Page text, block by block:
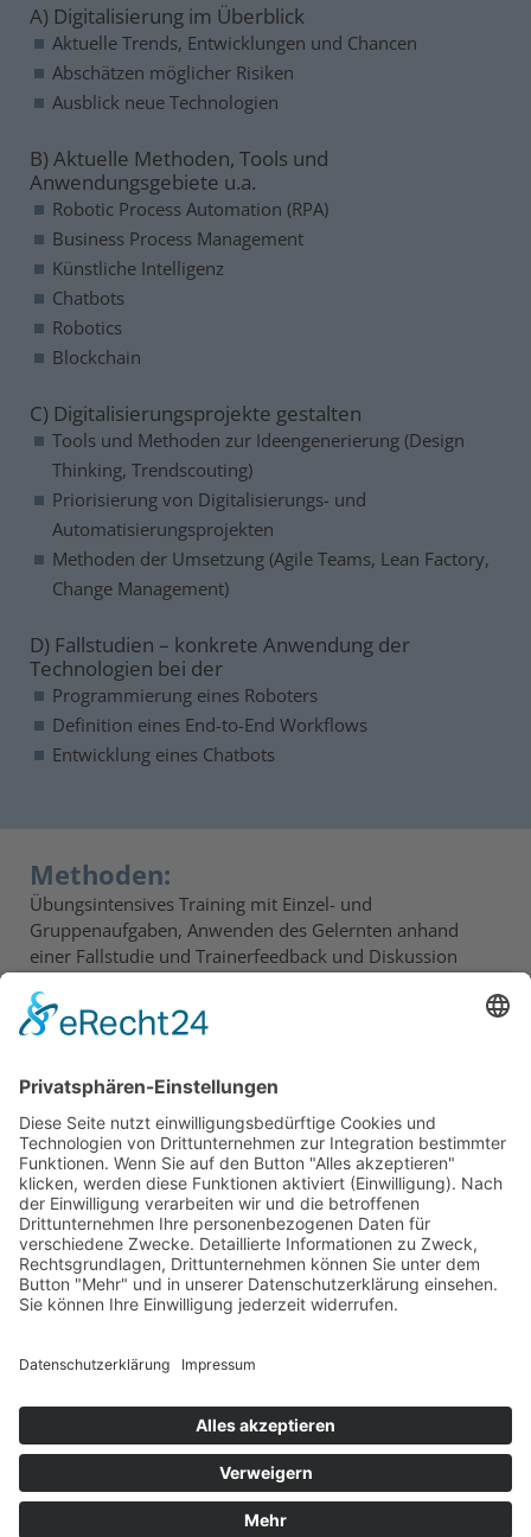
A) Digitalisierung im Überblick
Aktuelle Trends, Entwicklungen und Chancen
Abschätzen möglicher Risiken
Ausblick neue Technologien
B) Aktuelle Methoden, Tools und
Anwendungsgebiete u.a.
Robotic Process Automation (RPA)
Business Process Management
Künstliche Intelligenz
Chatbots
Robotics
Blockchain
C) Digitalisierungsprojekte gestalten
Tools und Methoden zur Ideengenerierung (Design
Thinking, Trendscouting)
Priorisierung von Digitalisierungs- und
Automatisierungsprojekten
Methoden der Umsetzung (Agile Teams, Lean Factory,
Change Management)
D) Fallstudien – konkrete Anwendung der
Technologien bei der
Programmierung eines Roboters
Definition eines End-to-End Workflows
Entwicklung eines Chatbots
Methoden:
Übungsintensives Training mit Einzel- und
Gruppenaufgaben, Anwenden des Gelernten anhand
einer Fallstudie und Trainerfeedback und Diskussion
Zielgruppe / Teilnehmerkreis:
Interesse an oder ersten Erfahrungen in Digitalisierungs-
und Automatisierungsprojekten, Prozessexperten
Sprachen:
Deutsch / Englisch
Dauer:
2 Tage
Interesse am Training
Digitalisierung konkret
Kontakt Datenschutz Impressum AGB